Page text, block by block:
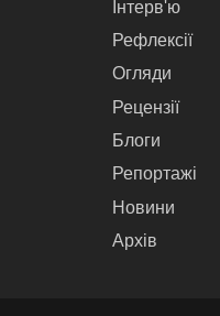
Інтерв'ю
Рефлексії
Огляди
Рецензії
Блоги
Репортажі
Новини
Архів